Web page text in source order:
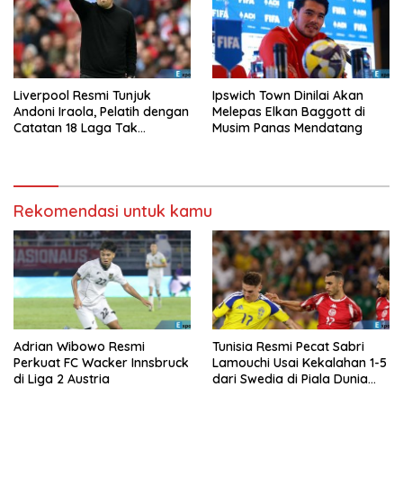
Liverpool Resmi Tunjuk
Andoni Iraola, Pelatih dengan
Catatan 18 Laga Tak
Ipswich Town Dinilai Akan
Melepas Elkan Baggott di
Musim Panas Mendatang
Rekomendasi untuk kamu
Adrian Wibowo Resmi
Perkuat FC Wacker Innsbruck
di Liga 2 Austria
Tunisia Resmi Pecat Sabri
Lamouchi Usai Kekalahan 1-5
dari Swedia di Piala Dunia